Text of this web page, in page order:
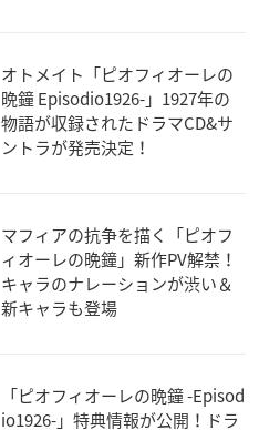
オトメイト「ピオフィオーレの
晩鐘 Episodio1926-」1927年の
物語が収録されたドラマCD&サ
ントラが発売決定！
マフィアの抗争を描く「ピオフ
ィオーレの晩鐘」新作PV解禁！
キャラのナレーションが渋い＆
新キャラも登場
「ピオフィオーレの晩鐘 -Episod
io1926-」特典情報が公開！ドラ